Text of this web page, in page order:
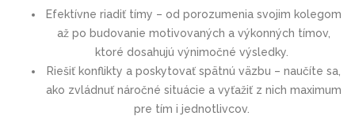
Efektívne riadiť tímy – od porozumenia svojim kolegom
až po budovanie motivovaných a výkonných tímov,
ktoré dosahujú výnimočné výsledky.
Riešiť konflikty a poskytovať spätnú väzbu – naučíte sa,
ako zvládnuť náročné situácie a vyťažiť z nich maximum
pre tím i jednotlivcov.